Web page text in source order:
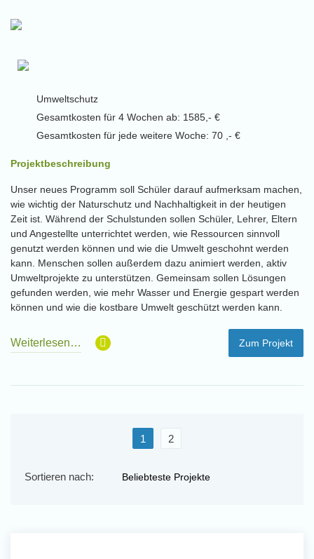
Umweltschutz
Gesamtkosten für 4 Wochen ab: 1585,- €
Gesamtkosten für jede weitere Woche: 70 ,- €
Projektbeschreibung
Unser neues Programm soll Schüler darauf aufmerksam machen,
wie wichtig der Naturschutz und Nachhaltigkeit in der heutigen
Zeit ist. Während der Schulstunden sollen Schüler, Lehrer, Eltern
und Angestellte unterrichtet werden, wie Ressourcen sinnvoll
genutzt werden können und wie die Umwelt geschohnt werden
kann. Menschen sollen außerdem dazu animiert werden, aktiv
Umweltprojekte zu unterstützen. Gemeinsam sollen Lösungen
gefunden werden, wie mehr Wasser und Energie gespart werden
können und wie die kostbare Umwelt geschützt werden kann.
Weiterlesen… Zum Projekt
1 2
Sortieren nach: